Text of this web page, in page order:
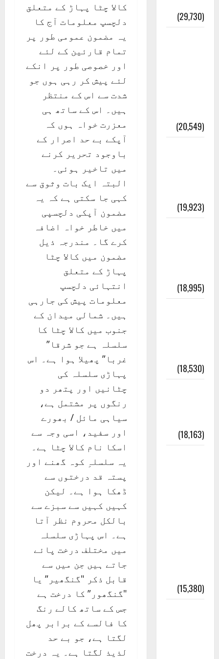
کالا چٹا پہاڑ کے متعلق
دلچسپ معلومات آج کا
یہ مضمون عمومی طور پر
تمام قارئین کے لئے
اور خصوصی طور پر انکے
لئے پیش کر رہی ہوں جو
شدت سے اس کے منتظر
ہیں۔ اس کے ساتھ ہی
معزرت خواہ ہوں کہ
آپکے بے حد اصرار کے
باوجود تحریر کرنے
میں تاخیر ہوئی۔
البتہ ایک بات وثوق سے
کہی جا سکتی ہے کہ یہ
مضمون آپکی دلچسپی
میں خاطر خواہ اضافہ
کرے گا۔ مندرجہ ذیل
مضمون میں کالا چٹا
پہاڑ کے متعلق
انتہائی دلچسپ
معلومات پیش کی جارہی
ہیں۔ شمالی میدان کے
جنوب میں کالا چٹا کا
سلسلہ ہے جو شرقا”
غربا” پھیلا ہوا ہے۔ اس
پہاڑی سلسلہ کی
چٹانیں اور پتھر دو
رنگوں پر مشتمل ہے،
سیاہی مائل / بھورے
اور سفید، اسی وجہ سے
اسکا نام کالا چٹا ہے۔
یہ سلسلہِ کوہ گھنے اور
پستہ قد درختوں سے
ڈھکا ہوا ہے۔ لیکن
کہیں کہیں سے سبزے سے
بالکل محروم نظر آتا
ہے۔ اس پہاڑی سلسلہ
میں مختلف درخت پائے
جاتے ہیں جن میں سے
قابل ذکر "گنگھیر” یا
"گنگھور” کا درخت ہے
جس کے ساتھ کالے رنگ
کا فالسے کے برابر پھل
لگتا ہے، جو بے حد
لذیذ لگتا ہے۔ یہ درخت
(29,730)
(20,549)
(19,923)
(18,995)
(18,530)
(18,163)
(15,380)